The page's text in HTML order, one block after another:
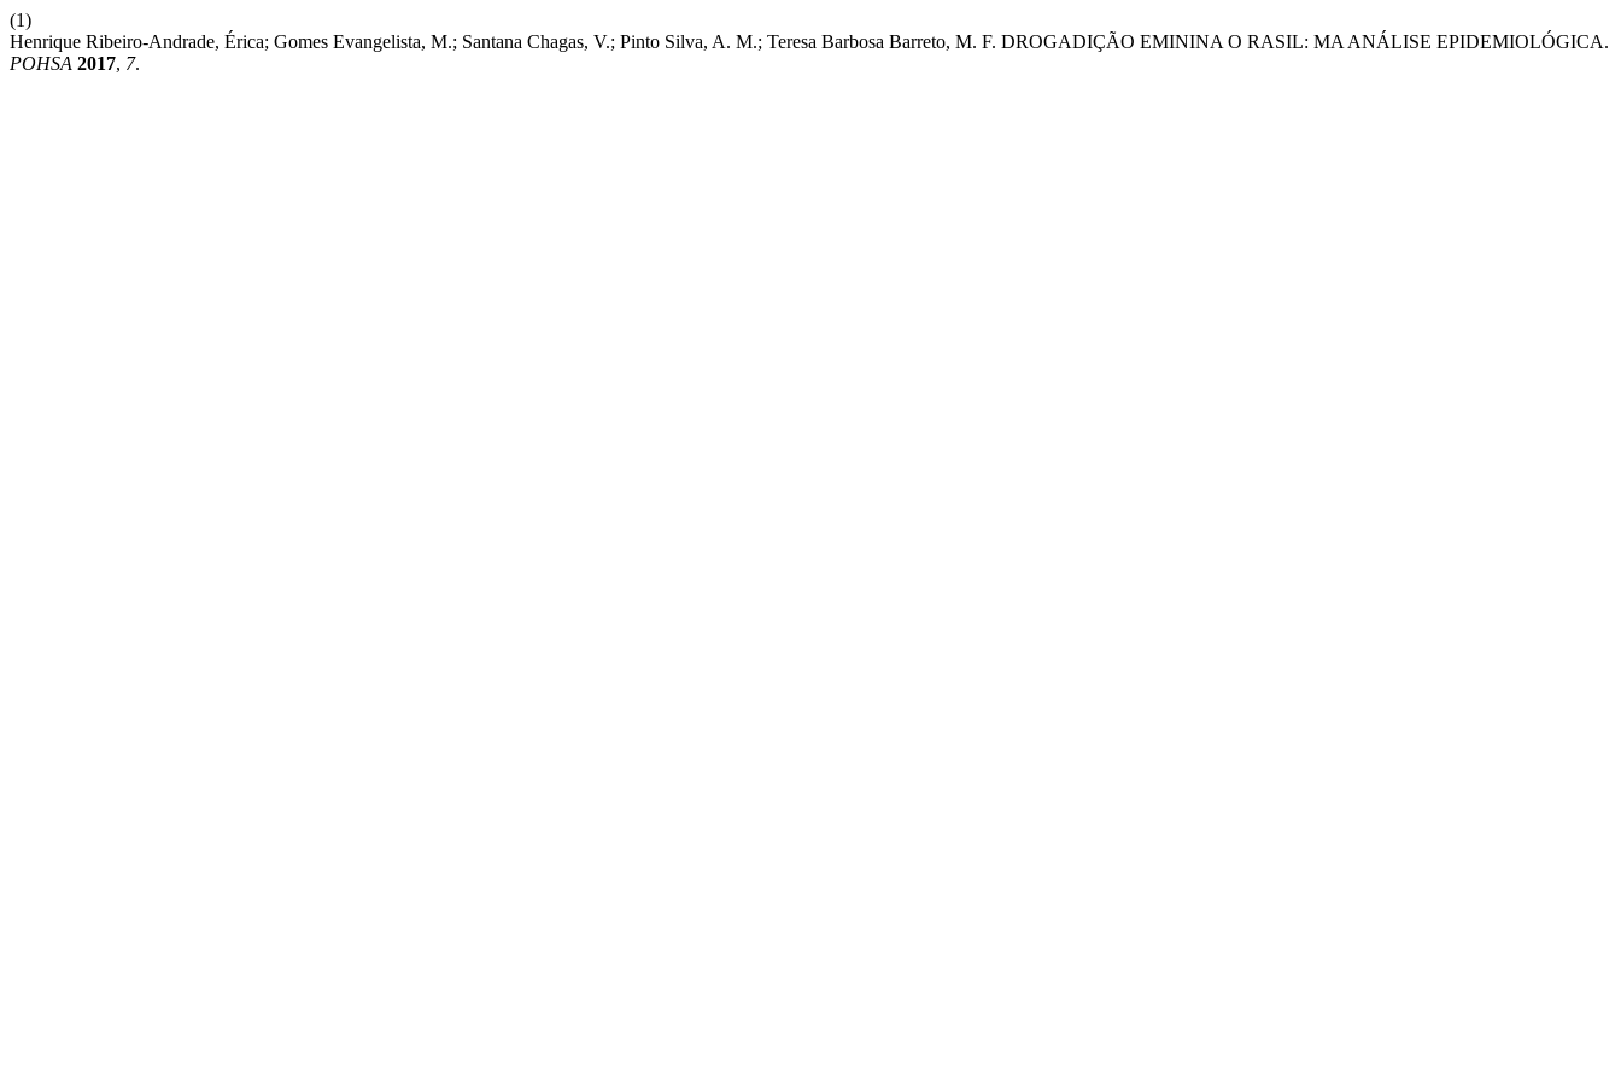
(1)
Henrique Ribeiro-Andrade, Érica; Gomes Evangelista, M.; Santana Chagas, V.; Pinto Silva, A. M.; Teresa Barbosa Barreto, M. F. DROGADIÇÃO EMININA O RASIL: MA ANÁLISE EPIDEMIOLÓGICA.
POHSA 2017, 7.